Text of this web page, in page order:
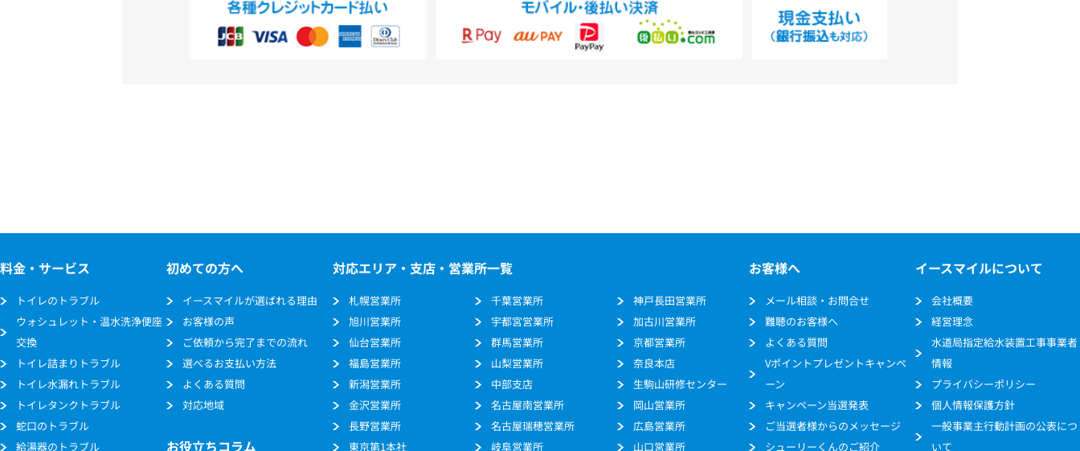
料金・サービス
トイレのトラブル
ウォシュレット・温水洗浄便座
交換
トイレ詰まりトラブル
トイレ水漏れトラブル
トイレタンクトラブル
蛇口のトラブル
給湯器のトラブル
初めての方へ
イースマイルが選ばれる理由
お客様の声
ご依頼から完了までの流れ
選べるお支払い方法
よくある質問
対応地域
お役立ちコラム
対応エリア・支店・営業所一覧
札幌営業所
旭川営業所
仙台営業所
福島営業所
新潟営業所
金沢営業所
長野営業所
東京第1本社
千葉営業所
宇都宮営業所
群馬営業所
山梨営業所
中部支店
名古屋南営業所
名古屋瑞穂営業所
岐阜営業所
神戸長田営業所
加古川営業所
京都営業所
奈良本店
生駒山研修センター
岡山営業所
広島営業所
山口営業所
お客様へ
メール相談・お問合せ
難聴のお客様へ
よくある質問
Vポイントプレゼントキャンペ
ーン
キャンペーン当選発表
ご当選者様からのメッセージ
シューリーくんのご紹介
イースマイルについて
会社概要
経営理念
水道局指定給水装置工事事業者
情報
プライバシーポリシー
個人情報保護方針
一般事業主行動計画の公表につ
いて